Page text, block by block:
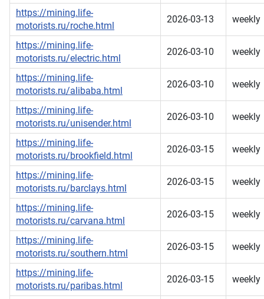
https://mining.life-
motorists.ru/roche.html
2026-03-13 weekly
https://mining.life-
motorists.ru/electric.html
2026-03-10 weekly
https://mining.life-
motorists.ru/alibaba.html
2026-03-10 weekly
https://mining.life-
motorists.ru/unisender.html
2026-03-10 weekly
https://mining.life-
motorists.ru/brookfield.html
2026-03-15 weekly
https://mining.life-
motorists.ru/barclays.html
2026-03-15 weekly
https://mining.life-
motorists.ru/carvana.html
2026-03-15 weekly
https://mining.life-
motorists.ru/southern.html
2026-03-15 weekly
https://mining.life-
motorists.ru/paribas.html
2026-03-15 weekly